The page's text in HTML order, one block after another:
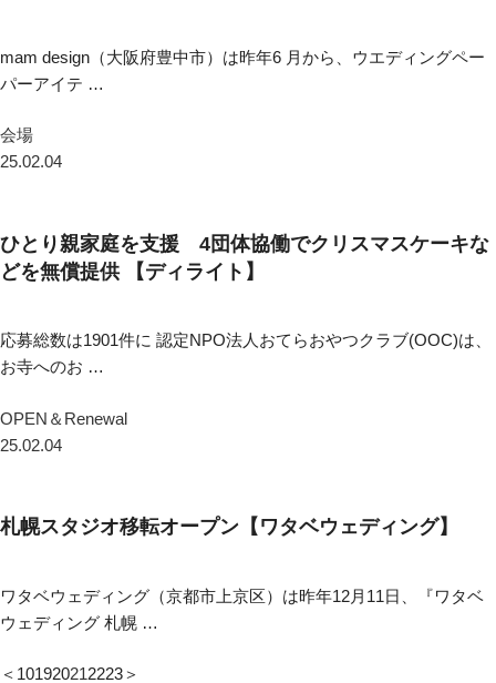
mam design（大阪府豊中市）は昨年6 月から、ウエディングペー
パーアイテ …
会場
25.02.04
ひとり親家庭を支援 4団体協働でクリスマスケーキな
どを無償提供 【ディライト】
応募総数は1901件に 認定NPO法人おてらおやつクラブ(OOC)は、
お寺へのお …
OPEN＆Renewal
25.02.04
札幌スタジオ移転オープン【ワタベウェディング】
ワタベウェディング（京都市上京区）は昨年12月11日、『ワタベ
ウェディング 札幌 …
＜ 101920212223＞